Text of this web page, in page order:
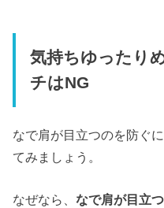
気持ちゆったり
チはNG
なで肩が目立つのを防ぐ
てみましょう。
なぜなら、なで肩が目立